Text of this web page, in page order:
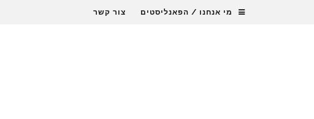
מי אנחנו / הפאנליסטים צור קשר